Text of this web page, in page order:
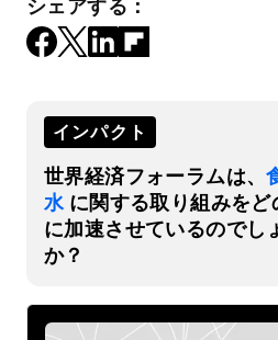
シェアする：
インパクト
世界経済フォーラムは、
水 に関する取り組みをど
に加速させているのでし
か？